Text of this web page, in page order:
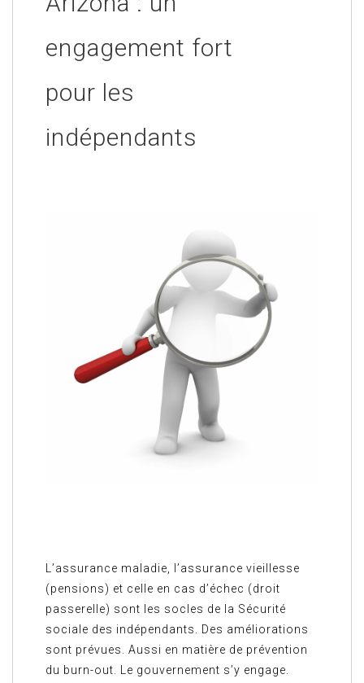
engagement fort
pour les
indépendants
L’assurance maladie, l’assurance vieillesse
(pensions) et celle en cas d’échec (droit
passerelle) sont les socles de la Sécurité
sociale des indépendants. Des améliorations
sont prévues. Aussi en matière de prévention
du burn-out. Le gouvernement s’y engage.